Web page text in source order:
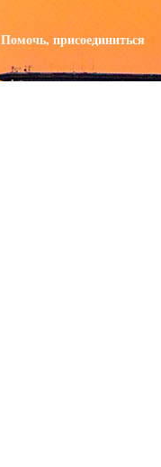
Помочь, присоединиться